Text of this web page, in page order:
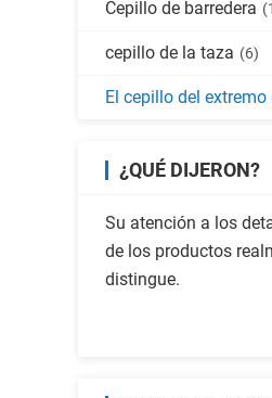
Cepillo de barredera
cepillo de la taza (6)
El cepillo del
¿QUÉ DIJERON?
Su atención a los
de los productos
distingue.